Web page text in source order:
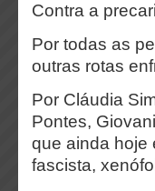
Contra a
Por todas as
outras rotas
Por Cláudia
Pontes,
que ainda hoje
fascista,